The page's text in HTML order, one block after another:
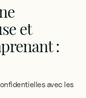
et
:
avec les